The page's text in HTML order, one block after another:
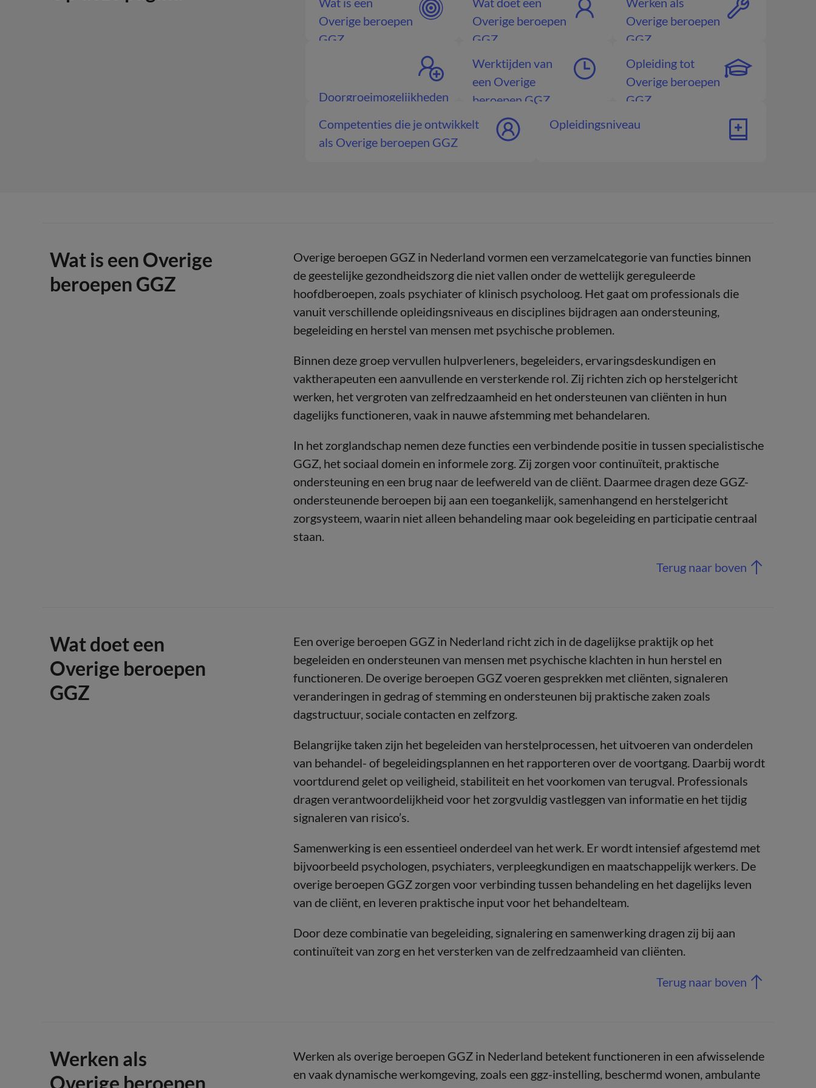
Overige beroepen
GGZ
Overige beroepen
GGZ
Overige beroepen
GGZ
Doorgroeimogelijkheden
Werktijden van
een Overige
beroepen GGZ
Opleiding tot
Overige beroepen
GGZ
Competenties die je ontwikkelt
als Overige beroepen GGZ
Opleidingsniveau
Wat is een Overige
beroepen GGZ
Overige beroepen GGZ in Nederland vormen een verzamelcategorie van functies binnen
de geestelijke gezondheidszorg die niet vallen onder de wettelijk gereguleerde
hoofdberoepen, zoals psychiater of klinisch psycholoog. Het gaat om professionals die
vanuit verschillende opleidingsniveaus en disciplines bijdragen aan ondersteuning,
begeleiding en herstel van mensen met psychische problemen.
Binnen deze groep vervullen hulpverleners, begeleiders, ervaringsdeskundigen en
vaktherapeuten een aanvullende en versterkende rol. Zij richten zich op herstelgericht
werken, het vergroten van zelfredzaamheid en het ondersteunen van cliënten in hun
dagelijks functioneren, vaak in nauwe afstemming met behandelaren.
In het zorglandschap nemen deze functies een verbindende positie in tussen specialistische
GGZ, het sociaal domein en informele zorg. Zij zorgen voor continuïteit, praktische
ondersteuning en een brug naar de leefwereld van de cliënt. Daarmee dragen deze GGZ-
ondersteunende beroepen bij aan een toegankelijk, samenhangend en herstelgericht
zorgsysteem, waarin niet alleen behandeling maar ook begeleiding en participatie centraal
staan.
Terug naar boven
Wat doet een
Overige beroepen
GGZ
Een overige beroepen GGZ in Nederland richt zich in de dagelijkse praktijk op het
begeleiden en ondersteunen van mensen met psychische klachten in hun herstel en
functioneren. De overige beroepen GGZ voeren gesprekken met cliënten, signaleren
veranderingen in gedrag of stemming en ondersteunen bij praktische zaken zoals
dagstructuur, sociale contacten en zelfzorg.
Belangrijke taken zijn het begeleiden van herstelprocessen, het uitvoeren van onderdelen
van behandel- of begeleidingsplannen en het rapporteren over de voortgang. Daarbij wordt
voortdurend gelet op veiligheid, stabiliteit en het voorkomen van terugval. Professionals
dragen verantwoordelijkheid voor het zorgvuldig vastleggen van informatie en het tijdig
signaleren van risico’s.
Samenwerking is een essentieel onderdeel van het werk. Er wordt intensief afgestemd met
bijvoorbeeld psychologen, psychiaters, verpleegkundigen en maatschappelijk werkers. De
overige beroepen GGZ zorgen voor verbinding tussen behandeling en het dagelijks leven
van de cliënt, en leveren praktische input voor het behandelteam.
Door deze combinatie van begeleiding, signalering en samenwerking dragen zij bij aan
continuïteit van zorg en het versterken van de zelfredzaamheid van cliënten.
Terug naar boven
Werken als
Overige beroepen
Werken als overige beroepen GGZ in Nederland betekent functioneren in een afwisselende
en vaak dynamische werkomgeving, zoals een ggz-instelling, beschermd wonen, ambulante